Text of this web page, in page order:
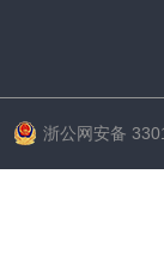
浙公网安备